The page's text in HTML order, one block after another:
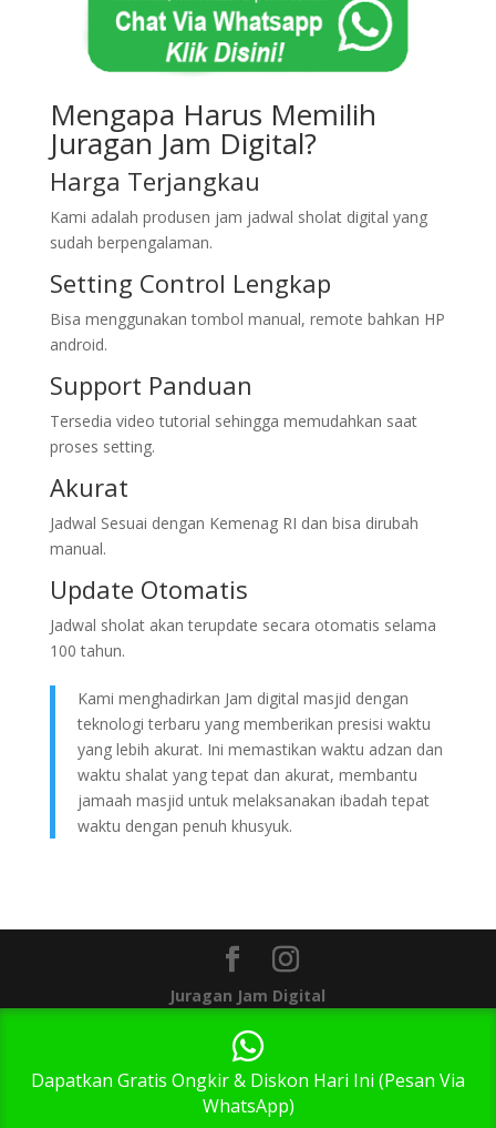
Mengapa Harus Memilih
Juragan Jam Digital?
Harga Terjangkau
Kami adalah produsen jam jadwal sholat digital yang
sudah berpengalaman.
Setting Control Lengkap
Bisa menggunakan tombol manual, remote bahkan HP
android.
Support Panduan
Tersedia video tutorial sehingga memudahkan saat
proses setting.
Akurat
Jadwal Sesuai dengan Kemenag RI dan bisa dirubah
manual.
Update Otomatis
Jadwal sholat akan terupdate secara otomatis selama
100 tahun.
Kami menghadirkan Jam digital masjid dengan
teknologi terbaru yang memberikan presisi waktu
yang lebih akurat. Ini memastikan waktu adzan dan
waktu shalat yang tepat dan akurat, membantu
jamaah masjid untuk melaksanakan ibadah tepat
waktu dengan penuh khusyuk.
Juragan Jam Digital
Dapatkan Gratis Ongkir & Diskon Hari Ini (Pesan Via
WhatsApp)